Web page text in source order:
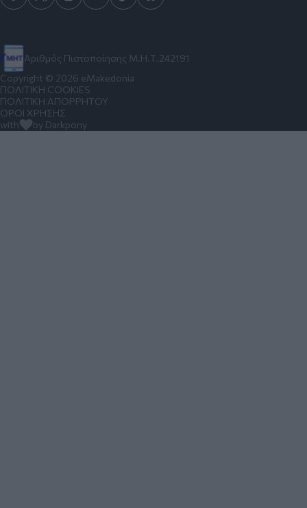
Αριθμός Πιστοποίησης Μ.Η.Τ.242191
Copyright © 2026 eMakedonia
ΠΟΛΙΤΙΚΗ COOKIES
ΠΟΛΙΤΙΚΗ ΑΠΟΡΡΗΤΟΥ
ΟΡΟΙ ΧΡΗΣΗΣ
with
by Darkpony